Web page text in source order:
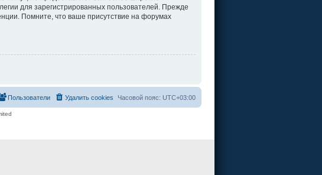
для зарегистрированных пользователей. Прежде
Помните, что ваше присутствие на форумах
Часовой пояс: UTC+03:00
Удалить cookies
Пользователи